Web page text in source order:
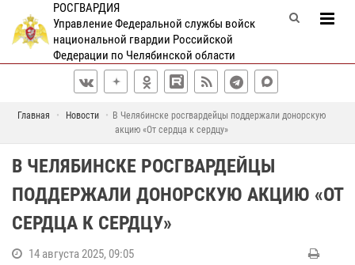
РОСГВАРДИЯ
Управление Федеральной службы войск
национальной гвардии Российской
Федерации по Челябинской области
Главная Новости
В Челябинске росгвардейцы поддержали донорскую
акцию «От сердца к сердцу»
В ЧЕЛЯБИНСКЕ РОСГВАРДЕЙЦЫ
ПОДДЕРЖАЛИ ДОНОРСКУЮ АКЦИЮ «ОТ
СЕРДЦА К СЕРДЦУ»
14 августа 2025, 09:05